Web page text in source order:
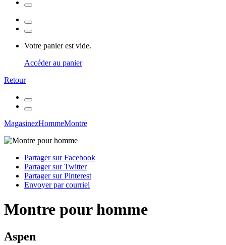
Votre panier est vide.
Accéder au panier
Retour
MagasinezHommeMontre
Partager sur Facebook
Partager sur Twitter
Partager sur Pinterest
Envoyer par courriel
Montre pour homme
Aspen